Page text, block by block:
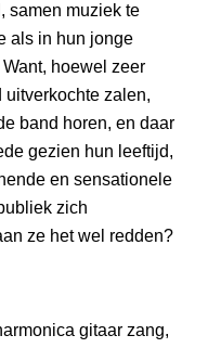
samen muziek te
als in hun jonge
hoewel zeer
zalen,
band horen, en daar
gezien hun leeftijd,
en sensationele
zich
ze het wel redden?
gitaar zang,